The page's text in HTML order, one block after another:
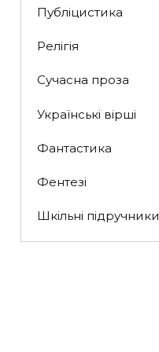
Публіцистика
Релігія
Сучасна проза
Українські вірші
Фантастика
Фентезі
Шкільні підручники